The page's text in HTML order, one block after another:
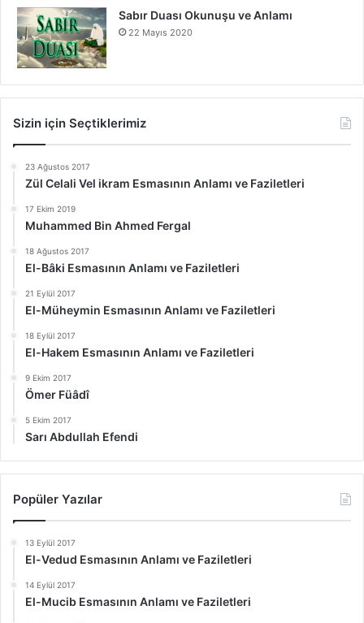
Sabır Duası Okunuşu ve Anlamı
22 Mayıs 2020
Sizin için Seçtiklerimiz
23 Ağustos 2017
Zül Celali Vel ikram Esmasının Anlamı ve Faziletleri
17 Ekim 2019
Muhammed Bin Ahmed Fergal
18 Ağustos 2017
El-Bâki Esmasının Anlamı ve Faziletleri
21 Eylül 2017
El-Müheymin Esmasının Anlamı ve Faziletleri
18 Eylül 2017
El-Hakem Esmasının Anlamı ve Faziletleri
9 Ekim 2017
Ömer Füâdî
5 Ekim 2017
Sarı Abdullah Efendi
Popüler Yazılar
13 Eylül 2017
El-Vedud Esmasının Anlamı ve Faziletleri
14 Eylül 2017
El-Mucib Esmasının Anlamı ve Faziletleri